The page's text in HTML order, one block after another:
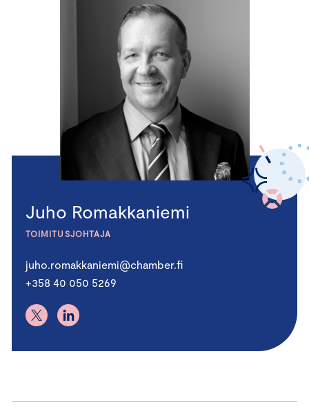
Juho Romakkaniemi
TOIMITUSJOHTAJA
juho.romakkaniemi@chamber.fi
+358 40 050 5269